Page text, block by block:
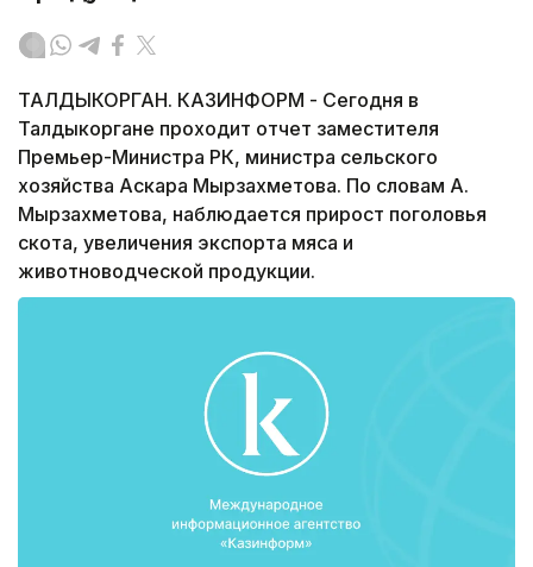
ТАЛДЫКОРГАН. КАЗИНФОРМ - Сегодня в
Талдыкоргане проходит отчет заместителя
Премьер-Министра РК, министра сельского
хозяйства Аскара Мырзахметова. По словам А.
Мырзахметова, наблюдается прирост поголовья
скота, увеличения экспорта мяса и
животноводческой продукции.